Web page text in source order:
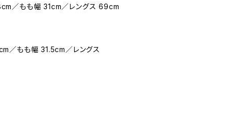
／もも幅 31cm／レングス 69cm
／もも幅 31.5cm／レングス